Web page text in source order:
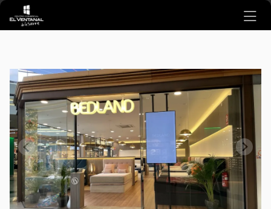
Ir al contenido principal